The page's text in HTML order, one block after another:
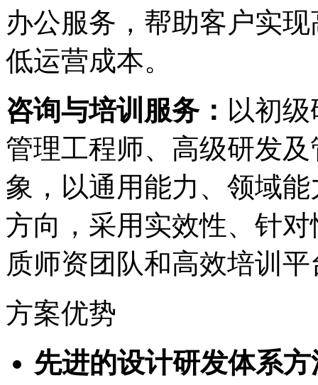
办公服务，帮助客户实现
低运营成本。
咨询与培训服务： 以初级
管理工程师、高级研
象，以通用能力、领
方向，采用实效性、
质师资团队和高效培训平
方案优势
先进的设计研发体系方法